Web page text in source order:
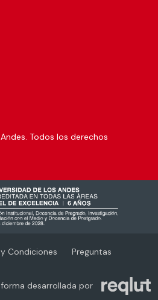
Todos los derechos
Condiciones
Preguntas
desarrollada por